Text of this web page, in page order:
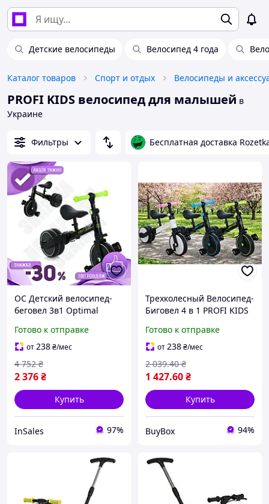
Детские велосипеды Велосипед 4 года
Каталог товаров Спорт и отдых Велосипеды и
PROFI KIDS велосипед для малышей в
Украине
Фильтры Бесплатная доставка
OC Детский велосипед-
беговел 3в1 Optimal
Kids трехколесный
двухколесный бегов
175POL
Готово к отправке
от238₴/мес
2 376₴
4 752 ₴
Купить
InSales 97%
Трехколесный Велосипед-
Биговел 4 в 1 PROFI KIDS
Регулируемыми Колесами
для Малышей 3+ лет
Готово к отправке
от238₴/мес
1 427.60₴
2 039.40 ₴
Купить
BuyBox 94%